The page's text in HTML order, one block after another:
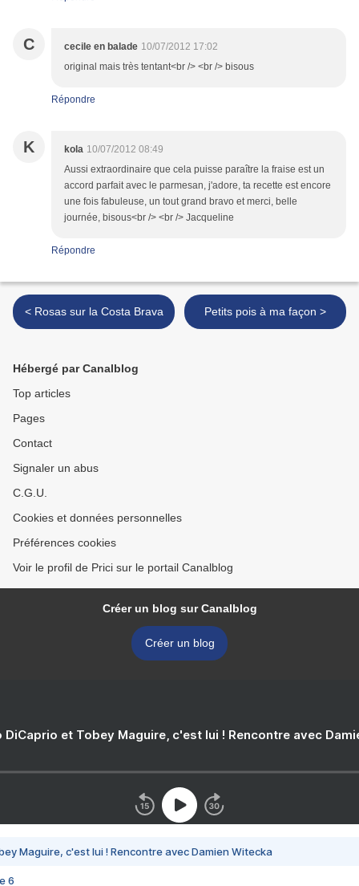
C cecile en balade 10/07/2012 17:02
original mais très tentant<br /> <br /> bisous
Répondre
K kola 10/07/2012 08:49
Aussi extraordinaire que cela puisse paraître la fraise est un
accord parfait avec le parmesan, j'adore, ta recette est encore
une fois fabuleuse, un tout grand bravo et merci, belle
journée, bisous<br /> <br /> Jacqueline
Répondre
< Rosas sur la Costa Brava Petits pois à ma façon >
Hébergé par Canalblog
Top articles
Pages
Contact
Signaler un abus
C.G.U.
Cookies et données personnelles
Préférences cookies
Voir le profil de Prici sur le portail Canalblog
Créer un blog sur Canalblog
Créer un blog
DiCaprio et Tobey Maguire, c'est lui ! Rencontre avec
Maguire, c'est lui ! Rencontre avec Damien Witecka
6